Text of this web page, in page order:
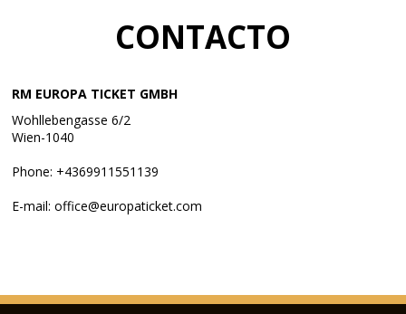
CONTACTO
RM EUROPA TICKET GMBH
Wohllebengasse 6/2
Wien-1040
Phone: +4369911551139
E-mail: office@europaticket.com